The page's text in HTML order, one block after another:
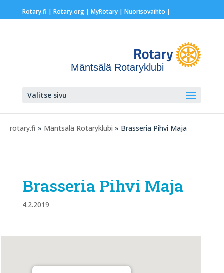
Rotary.fi | Rotary.org| MyRotary | Nuorisovaihto |
Mäntsälä Rotaryklubi
Valitse sivu
rotary.fi » Mäntsälä Rotaryklubi » Brasseria Pihvi Maja
Brasseria Pihvi Maja
4.2.2019